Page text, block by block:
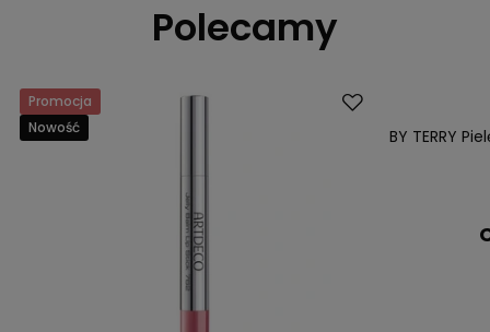
Polecamy
Promocja
Nowość
BY TERRY